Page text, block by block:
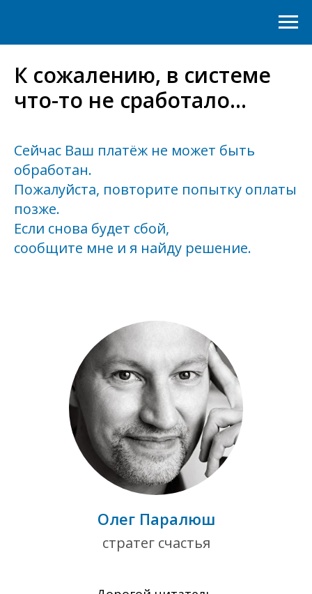
К сожалению, в системе
что-то не сработало...
Сейчас Ваш платёж не может быть
обработан.
Пожалуйста, повторите попытку оплаты
позже.
Если снова будет сбой,
сообщите мне и я найду решение.
Олег Паралюш
стратег счастья